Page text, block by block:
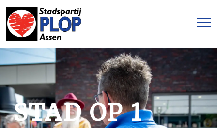
STAD OP 1